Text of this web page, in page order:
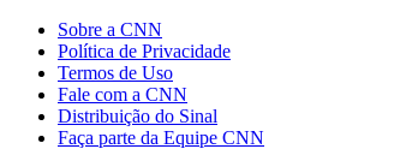
Sobre a CNN
Política de Privacidade
Termos de Uso
Fale com a CNN
Distribuição do Sinal
Faça parte da Equipe CNN